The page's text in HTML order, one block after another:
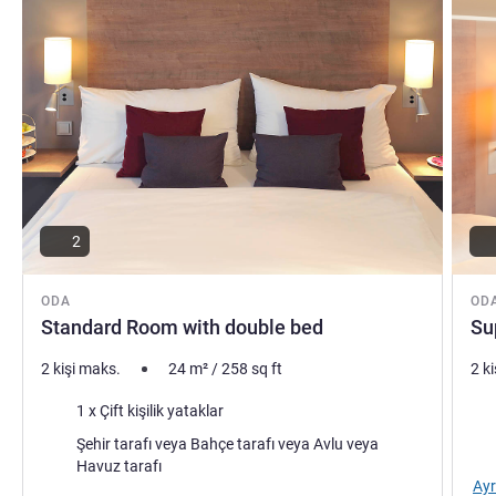
ODA
Standard Room with double bed
2
2 kişi maks. 24 m²/258 sq ft
1 x Çift kişilik yataklar
Manzara:Şehir tarafı veya Bahçe tarafı veya Avlu veya
Havuz tarafı
2